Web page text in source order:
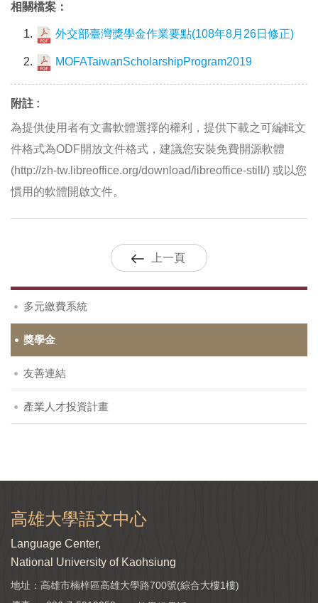
相關檔案：
外交部臺灣獎學金作業要點(108年8月26日修正)
MOFATaiwanScholarshipProgram2019
附註 :
為提供使用者有文書軟體選擇的權利，提供下載之可編輯文
件格式為ODF開放文件格式，建議您安裝免費開源軟體
(http://zh-tw.libreoffice.org/download/libreoffice-still/) 或以您
慣用的軟體開啟文件。
上一頁
多元繳費系統
獎學金
友善連結
產業人才投資計畫
高雄大學語文中心
Language Center,
National University of Kaohsiung
地址：高雄市楠梓區高雄大學路700號(綜合大樓1樓)